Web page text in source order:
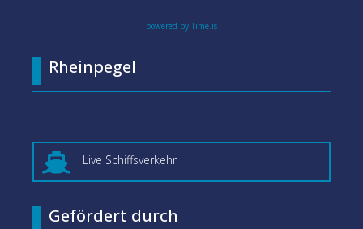
powered by Time.is
Rheinpegel
 Live Schiffsverkehr
Gefördert durch